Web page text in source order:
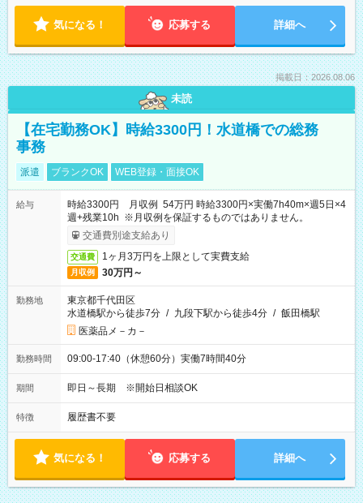
気になる！ 応募する 詳細へ
掲載日：2026.08.06
未読
【在宅勤務OK】時給3300円！水道橋での総務
事務
派遣 ブランクOK WEB登録・面接OK
給与
時給3300円 月収例 54万円 時給3300円×実働7h40m×週5日×4
週+残業10h ※月収例を保証するものではありません。
交通費別途支給あり
交通費 1ヶ月3万円を上限として実費支給
月収例 30万円～
勤務地
東京都千代田区
水道橋駅から徒歩7分 / 九段下駅から徒歩4分 / 飯田橋駅
医薬品メ－カ－
勤務時間 09:00-17:40（休憩60分）実働7時間40分
期間 即日～長期 ※開始日相談OK
特徴 履歴書不要
気になる！ 応募する 詳細へ